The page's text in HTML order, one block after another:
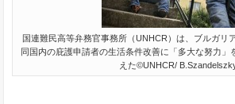
国連難民高等弁務官事務所（UNHCR）は、ブルガリ
同国内の庇護申請者の生活条件改善に「多大な努力」
えた©UNHCR/